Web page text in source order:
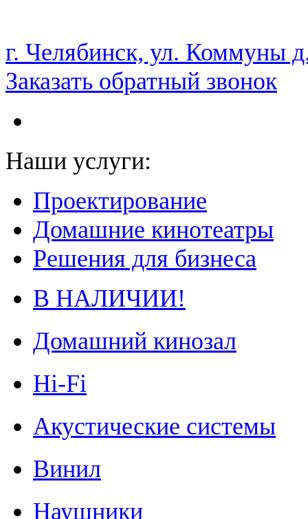
НАМ ДОВЕРЯЮТ С 2003 ГОДА
г. Челябинск, ул. Коммуны
Заказать обратный звонок
Наши услуги:
Проектирование
Домашние кинотеатры
Решения для бизнеса
В НАЛИЧИИ!
Домашний кинозал
Hi-Fi
Акустические системы
Винил
Наушники